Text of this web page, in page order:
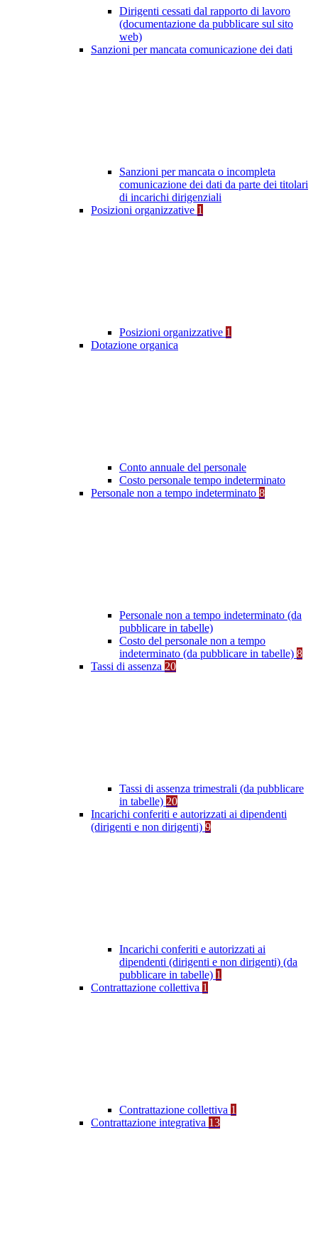
Dirigenti cessati dal rapporto di lavoro
(documentazione da pubblicare sul sito
web)
Sanzioni per mancata comunicazione dei dati
Sanzioni per mancata o incompleta
comunicazione dei dati da parte dei titolari
di incarichi dirigenziali
Posizioni organizzative 1
Posizioni organizzative 1
Dotazione organica
Conto annuale del personale
Costo personale tempo indeterminato
Personale non a tempo indeterminato 8
Personale non a tempo indeterminato (da
pubblicare in tabelle)
Costo del personale non a tempo
indeterminato (da pubblicare in tabelle) 8
Tassi di assenza 20
Tassi di assenza trimestrali (da pubblicare
in tabelle) 20
Incarichi conferiti e autorizzati ai dipendenti
(dirigenti e non dirigenti) 9
Incarichi conferiti e autorizzati ai
dipendenti (dirigenti e non dirigenti) (da
pubblicare in tabelle) 1
Contrattazione collettiva 1
Contrattazione collettiva 1
Contrattazione integrativa 13